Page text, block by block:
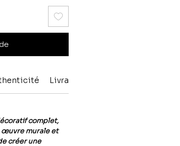
Livraison & paiement
complet,
œuvre murale et
créer une